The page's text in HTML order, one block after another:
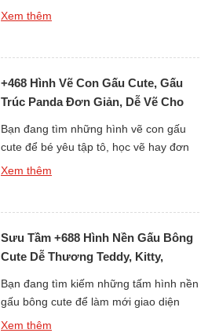
năng tư duy, sự kiên nhẫn và óc sáng
tập hơn 6013 […]
Xem thêm
+468 Hình Vẽ Con Gấu Cute, Gấu
Trúc Panda Đơn Giản, Dễ Vẽ Cho
Bạn đang tìm những hình vẽ con gấu
cute để bé yêu tập tô, học vẽ hay đơn
giản là làm ảnh trang trí, sticker, sổ tay?
đáng yêu […]
Xem thêm
Sưu Tầm +688 Hình Nền Gấu Bông
Cute Dễ Thương Teddy, Kitty,
Bạn đang tìm kiếm những tấm hình nền
gấu bông cute để làm mới giao diện
điện thoại hay máy tính mỗi ngày? Bộ
Xem thêm